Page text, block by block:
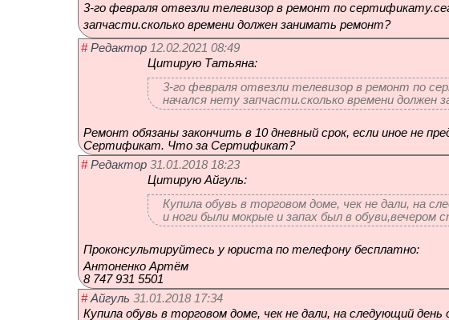
3-го февраля отвезли телевизор в ремонт по
запчасти.сколько времени должен занимать ремонт?
# Редактор 12.02.2021 08:49
Цитирую Татьяна:
3-го февраля отвезли телевизор в ремонт по
начался нету запчасти.сколько времени должен
Ремонт обязаны закончить в 10 дневный срок, если иное не
Сертификат. Что за Сертификат?
# Редактор 31.01.2018 18:23
Цитирую Айгуль:
Купила обувь в торговом доме, чек не дали, на
и ноги были мокрые и запах был в обуви,вечером
Проконсультируйтесь у юриста по телефону бесплатно:
Антоненко Артём
8 747 931 5501
# Айгуль 31.01.2018 17:34
Купила обувь в торговом доме, чек не дали, на следующий